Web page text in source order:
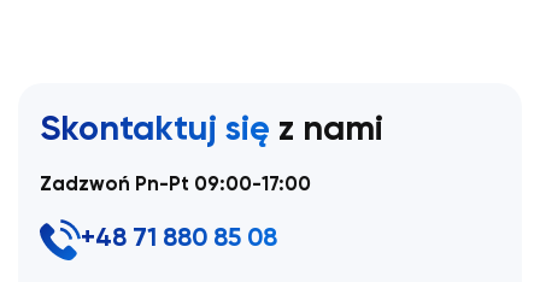
Skontaktuj się z nami
Zadzwoń Pn-Pt 09:00-17:00
+48 71 880 85 08